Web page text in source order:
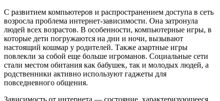
С развитием компьютеров и распространением доступа в сеть
возросла проблема интернет-зависимости. Она затронула
людей всех возрастов. В особенности, компьютерные игры, в
которые дети погружаются на дни и ночи, вызывают
настоящий кошмар у родителей. Также азартные игры
повлекли за собой еще больше игроманов. Социальные сети
стали местом обитания как бабушек, так и молодых людей, а
родственники активно используют гаджеты для
повседневного общения.
Зависимость от интернета — состояние, характеризующееся